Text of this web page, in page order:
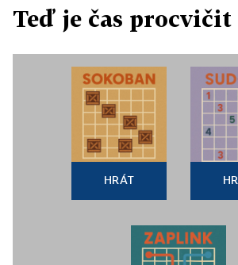
Teď je čas procvičit
HRÁT